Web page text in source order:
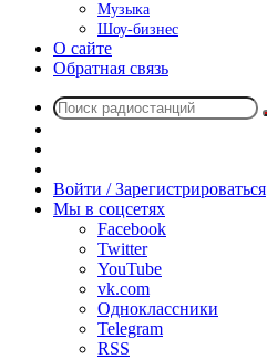
Музыка
Шоу-бизнес
О сайте
Обратная связь
радио
Войти / Зарегистрироваться
Мы в соцсетях
Facebook
Twitter
YouTube
vk.com
Одноклассники
Telegram
RSS